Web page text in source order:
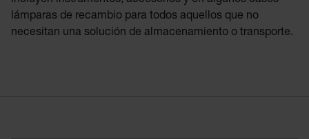
lámparas de recambio para todos aquellos que no
necesitan una solución de almacenamiento o transporte.